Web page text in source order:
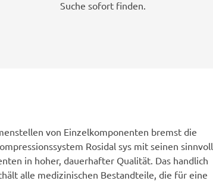
Suche sofort finden.
von Einzelkomponenten bremst die
Rosidal sys mit seinen sinnvoll
in hoher, dauerhafter Qualität. Das handlich
alle medizinischen Bestandteile, die für eine